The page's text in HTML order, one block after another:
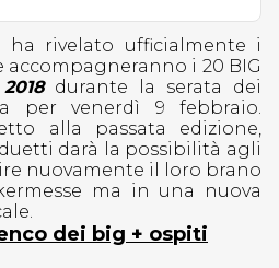
ha rivelato ufficialmente i
i 20 BIG
durante la serata dei
per venerdì 9 febbraio.
alla passata edizione,
darà la possibilità agli
nuovamente il loro brano
ma in una nuova
dei big + ospiti